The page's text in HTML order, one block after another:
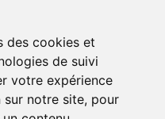
des cookies et
de suivi
votre expérience
notre site, pour